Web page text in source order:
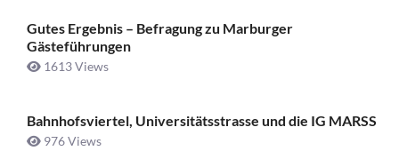
Gutes Ergebnis – Befragung zu Marburger
Gästeführungen
1613 Views
Bahnhofsviertel, Universitätsstrasse und die IG MARSS
976 Views